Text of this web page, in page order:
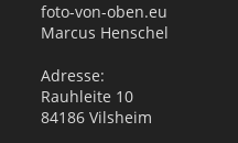
foto-von-oben.eu
Marcus Henschel
Adresse:
Rauhleite 10
84186 Vilsheim